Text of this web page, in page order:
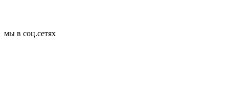
мы в соц.сетях